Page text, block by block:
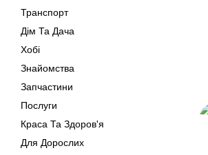
Транспорт
Дім Та Дача
Хобі
Знайомства
Запчастини
Послуги
Краса Та Здоров'я
Для Дорослих